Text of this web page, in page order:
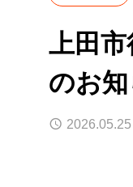
SERVICE
私たちの事業につい
上田
のお
2026.05.25